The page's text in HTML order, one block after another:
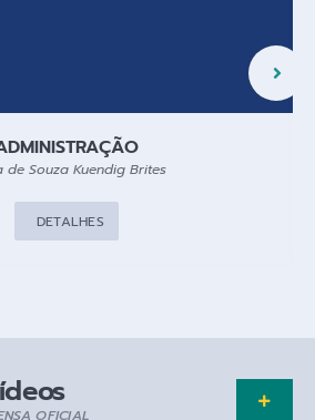
de Souza Kuendig Brites
DETALHES
OFICIAL